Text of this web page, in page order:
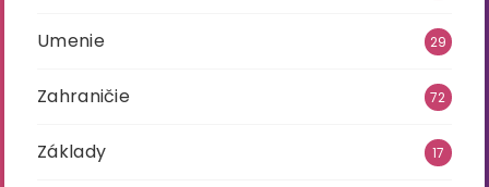
Umenie 29
Zahraničie 72
Základy 17